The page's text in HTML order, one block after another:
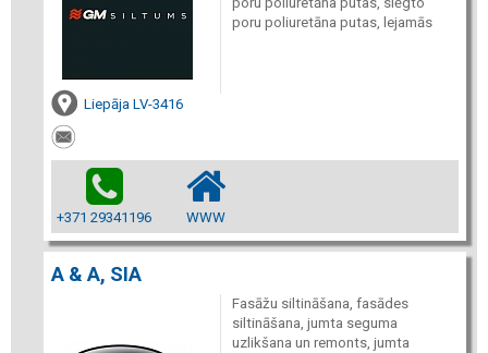
poru poliuretāna putas, lejamās
Liepāja LV-3416
+371 29341196 WWW
A & A, SIA
Fasāžu siltināšana, fasādes
siltināšana, jumta seguma
uzlikšana un remonts, jumta